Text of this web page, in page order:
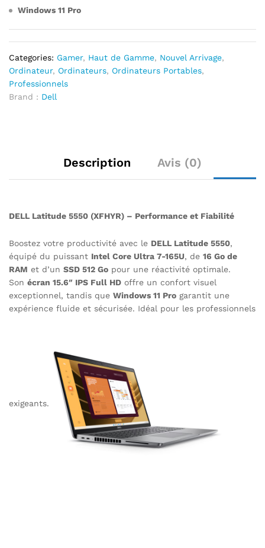
Windows 11 Pro
Categories: Gamer, Haut de Gamme, Nouvel Arrivage,
Ordinateur, Ordinateurs, Ordinateurs Portables,
Professionnels
Brand : Dell
Description Avis (0)
DELL Latitude 5550 (XFHYR) – Performance et Fiabilité
Boostez votre productivité avec le DELL Latitude 5550,
équipé du puissant Intel Core Ultra 7-165U, de 16 Go de
RAM et d’un SSD 512 Go pour une réactivité optimale.
Son écran 15.6″ IPS Full HD offre un confort visuel
exceptionnel, tandis que Windows 11 Pro garantit une
expérience fluide et sécurisée. Idéal pour les professionnels
exigeants.